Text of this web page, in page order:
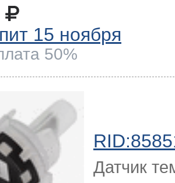
15 ноября
50%
Датчик